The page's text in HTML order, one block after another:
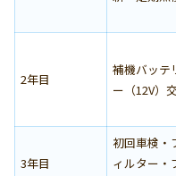
2年目
補機バッテ
ー（12V）
3年目
初回車検・
ィルター・